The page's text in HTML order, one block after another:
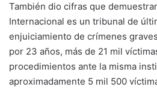
También dio cifras que
Internacional es un tribunal de
enjuiciamiento de crímenes
por 23 años, más de 21 mil
procedimientos ante la misma
aproximadamente 5 mil 500